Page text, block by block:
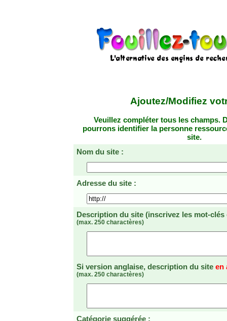
Ajoutez/Modifiez
Veuillez compléter tous les champs.
pourrons identifier la personne
site.
Nom du site :
Adresse du site :
Description du site (inscrivez les mot-
(max. 250 charactères)
Si version anglaise, description du site en
(max. 250 charactères)
Catégorie suggérée :